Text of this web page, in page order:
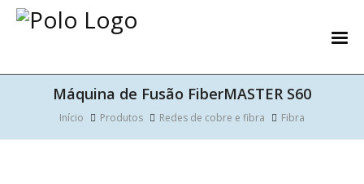
Máquina de Fusão FiberMASTER S60
Início Produtos Redes de cobre e fibra Fibra